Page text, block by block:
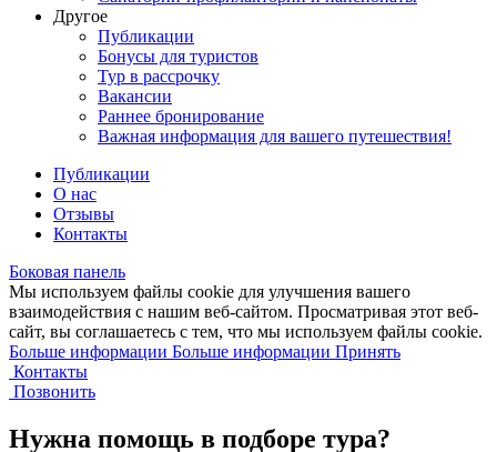
Другое
Публикации
Бонусы для туристов
Тур в рассрочку
Вакансии
Раннее бронирование
Важная информация для вашего путешествия!
Публикации
О нас
Отзывы
Контакты
Боковая панель
Мы используем файлы cookie для улучшения вашего
взаимодействия с нашим веб-сайтом. Просматривая этот веб-
сайт, вы соглашаетесь с тем, что мы используем файлы cookie.
Больше информации Больше информации Принять
Контакты
Позвонить
Нужна помощь в подборе тура?